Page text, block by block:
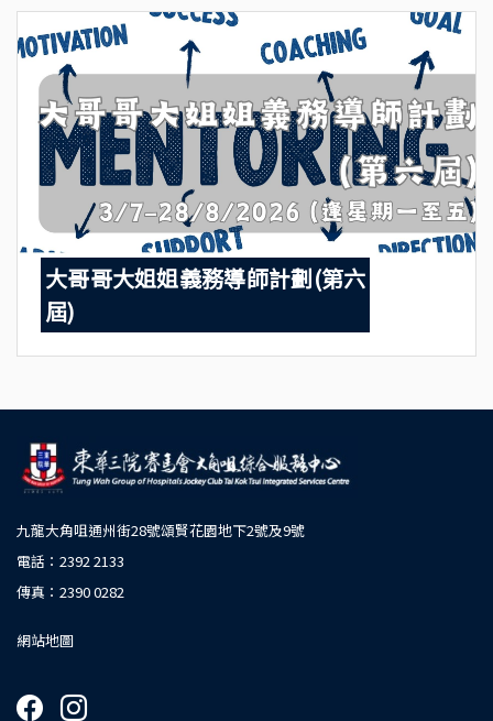
大哥哥大姐姐義務導師計劃(第六
屆)
九龍大角咀通州街28號頌賢花園地下2號及9號
電話：2392 2133
傳真：2390 0282
網站地圖